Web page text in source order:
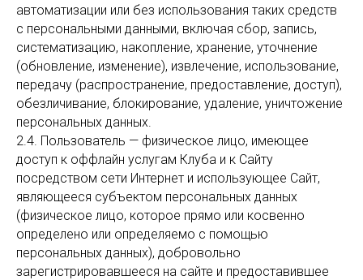
автоматизации или без использования таких средств
с персональными данными, включая сбор, запись,
систематизацию, накопление, хранение, уточнение
(обновление, изменение), извлечение, использование,
передачу (распространение, предоставление, доступ),
обезличивание, блокирование, удаление, уничтожение
персональных данных.
2.4. Пользователь — физическое лицо, имеющее
доступ к оффлайн услугам Клуба и к Сайту
посредством сети Интернет и использующее Сайт,
являющееся субъектом персональных данных
(физическое лицо, которое прямо или косвенно
определено или определяемо с помощью
персональных данных), добровольно
зарегистрировавшееся на сайте и предоставившее